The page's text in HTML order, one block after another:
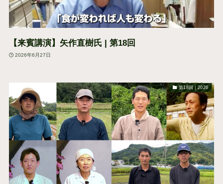
【来賓講演】矢作直樹氏 | 第18回
2026年6月27日
第18回｜2026